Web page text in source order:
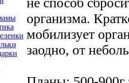
организма.
мобилизует
заодно, от